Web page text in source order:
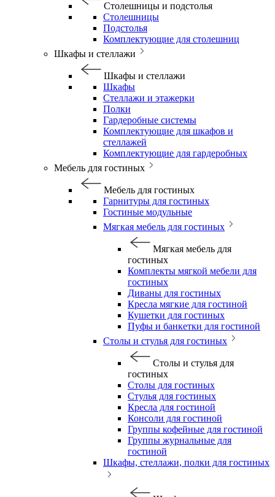
Столешницы и подстолья
Столешницы
Подстолья
Комплектующие для столешниц
Шкафы и стеллажи
Шкафы и стеллажи
Шкафы
Стеллажи и этажерки
Полки
Гардеробные системы
Комплектующие для шкафов и
стеллажей
Комплектующие для гардеробных
Мебель для гостиных
Мебель для гостиных
Гарнитуры для гостиных
Гостиные модульные
Мягкая мебель для гостиных
Мягкая мебель для
гостиных
Комплекты мягкой мебели для
гостиных
Диваны для гостиных
Кресла мягкие для гостиной
Кушетки для гостиных
Пуфы и банкетки для гостиной
Столы и стулья для гостиных
Столы и стулья для
гостиных
Столы для гостиных
Стулья для гостиных
Кресла для гостиной
Консоли для гостиной
Группы кофейные для гостиной
Группы журнальные для
гостиной
Шкафы, стеллажи, полки для гостиных